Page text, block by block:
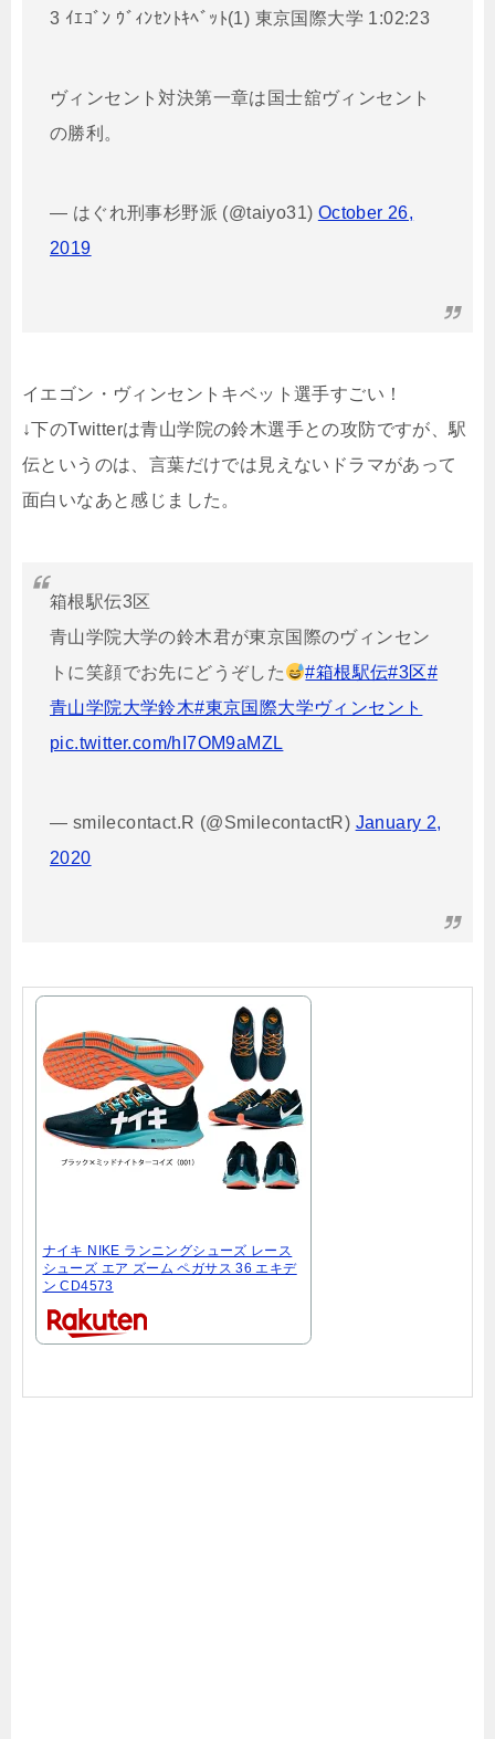
3 ｲｴｺﾞﾝ ｳﾞｨﾝｾﾝﾄｷﾍﾞｯﾄ(1) 東京国際大学 1:02:23
ヴィンセント対決第一章は国士舘ヴィンセント
の勝利。
— はぐれ刑事杉野派 (@taiyo31) October 26,
2019
イエゴン・ヴィンセントキベット選手すごい！
↓下のTwitterは青山学院の鈴木選手との攻防ですが、駅
伝というのは、言葉だけでは見えないドラマがあって
面白いなあと感じました。
箱根駅伝3区
青山学院大学の鈴木君が東京国際のヴィンセン
トに笑顔でお先にどうぞした
#箱根駅伝#3区#
青山学院大学鈴木#東京国際大学ヴィンセント
pic.twitter.com/hI7OM9aMZL
— smilecontact.R (@SmilecontactR) January 2,
2020
ナイキ NIKE ランニングシューズ レース
シューズ エア ズーム ペガサス 36 エキデ
ン CD4573